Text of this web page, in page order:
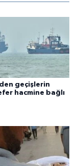
geçişlerin
hacmine bağlı